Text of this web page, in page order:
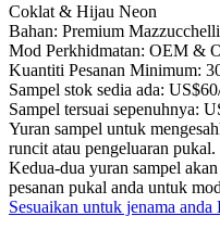
Coklat & Hijau Neon
Bahan: Premium
Mod Perkhidmatan: OEM &
Kuantiti Pesanan Minimum:
Sampel stok sedia ada:
Sampel tersuai sepenuhnya:
Yuran sampel untuk
runcit atau pengeluaran pukal.
Kedua-dua yuran sampel akan
pesanan pukal anda untuk
Sesuaikan untuk jenama anda